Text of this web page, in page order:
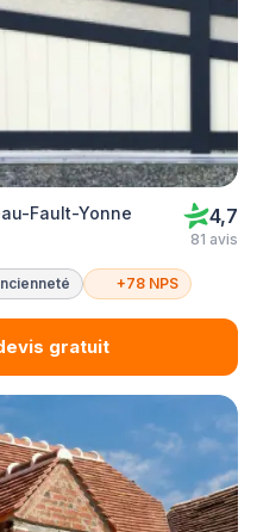
Fault-Yonne 4,7
81 avis
+78 NPS
gratuit